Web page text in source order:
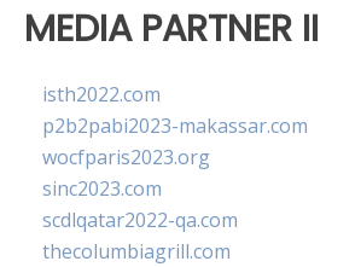
MEDIA PARTNER II
isth2022.com
p2b2pabi2023-makassar.com
wocfparis2023.org
sinc2023.com
scdlqatar2022-qa.com
thecolumbiagrill.com